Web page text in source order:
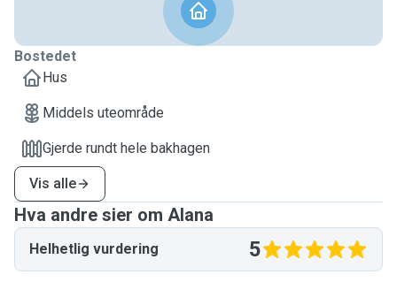
Bostedet
Hus
Middels uteområde
Gjerde rundt hele bakhagen
Vis alle
Hva andre sier om Alana
Helhetlig vurdering 5